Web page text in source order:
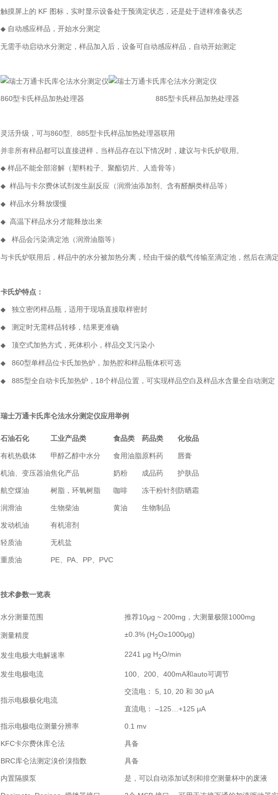
触摸屏上的 KF 图标，实时显示设备处于预滴定状态，还是处于进样准备状态
◆ 自动感应样品，开始水分测定
无需手动启动水分测定，样品加入后，设备可自动感应样品，自动开始测定
860型卡氏样品加热处理器 885型卡氏样品加热处理器
灵活升级，可与860型、885型卡氏样品加热处理器联用
并非所有样品都可以直接进样，当样品存在以下情况时，建议与卡氏炉联用。
◆ 样品不能全部溶解（塑料粒子、聚酯切片、人造骨等）
◆ 样品与卡尔费休试剂发生副反应（润滑油添加剂、含有醛酮类样品等）
◆ 样品水分释放缓慢
◆ 高温下样品水分才能释放出来
◆ 样品会污染滴定池（润滑油脂等）
与卡氏炉联用后，样品中的水分被加热分离，经由干燥的载气传输至滴定池，然后在滴
卡氏炉特点：
◆ 独立密闭样品瓶，适用于现场直接取样密封
◆ 测定时无需样品转移，结果更准确
◆ 顶空式加热方式，死体积小，样品交叉污染小
◆ 860型单样品位卡氏加热炉，加热腔和样品瓶体积可选
◆ 885型全自动卡氏加热炉，18个样品位置，可实现样品空白及样品水含量全自动测定
瑞士万通卡氏库仑法水分测定仪应用举例
石油石化 工业产品类 食品类 药品类 化妆品
有机热载体 甲醇乙醇中水分 食用油脂原料药 唇膏
机油、变压器油焦化产品 奶粉 成品药 护肤品
航空煤油 树脂，环氧树脂 咖啡 冻干粉针剂 防晒霜
润滑油 生物柴油 黄油 生物制品
发动机油 有机溶剂
轻质油 无机盐
重质油 PE、PA、PP、PVC
技术参数一览表
水分测量范围 推荐10μg ~ 200mg，大测量极限1000mg
测量精度 ±0.3% (H2O≥1000μg)
发生电极大电解速率 2241 μg H2O/min
发生电极电流 100、200、400mA和auto可调节
指示电极极化电流
交流电： 5, 10, 20 和 30 μA
直流电： –125…+125 μA
指示电极电位测量分辨率 0.1 mv
KFC卡尔费休库仑法 具备
BRC库仑法测定溴价溴指数 具备
内置隔膜泵 是，可以自动添加试剂和排空测量杯中的废液